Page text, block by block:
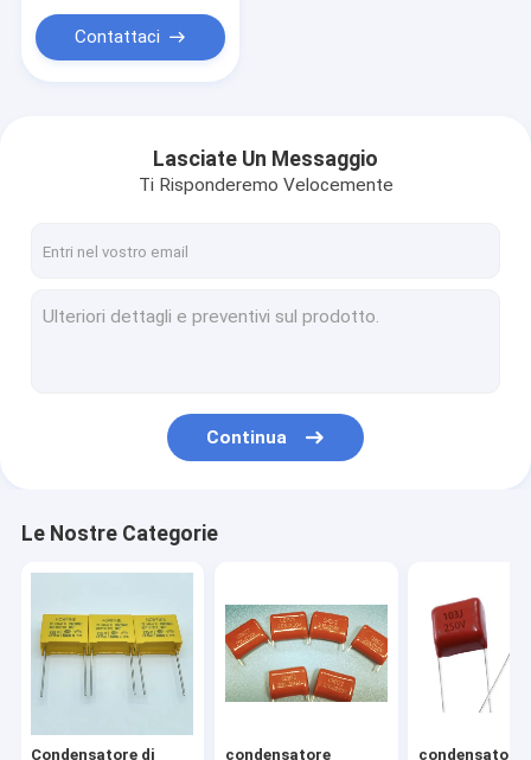
Contattaci
condensatore metallizzato del film di poliestere
Condensatore di sicurezza Y1
Condensatore ceramico monolitico
Contattaci
Lasciate Un Messaggio
Ti Risponderemo Velocemente
Continua
Le Nostre Categorie
Condensatore di condensatore condensatore